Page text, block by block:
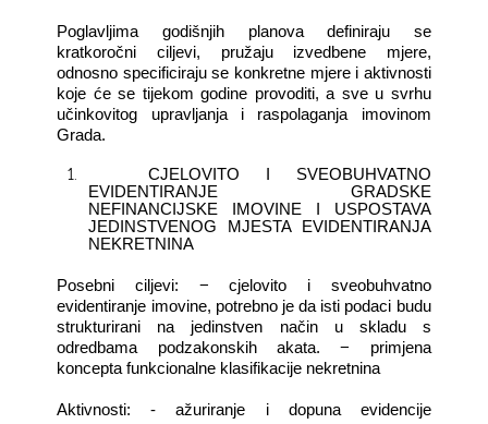
Poglavljima godišnjih planova definiraju se
kratkoročni ciljevi, pružaju izvedbene mjere,
odnosno specificiraju se konkretne mjere i aktivnosti
koje će se tijekom godine provoditi, a sve u svrhu
učinkovitog upravljanja i raspolaganja imovinom
Grada.
1.
CJELOVITO I SVEOBUHVATNO
EVIDENTIRANJE GRADSKE
NEFINANCIJSKE IMOVINE I USPOSTAVA
JEDINSTVENOG MJESTA EVIDENTIRANJA
NEKRETNINA
Posebni ciljevi: − cjelovito i sveobuhvatno
evidentiranje imovine, potrebno je da isti podaci budu
strukturirani na jedinstven način u skladu s
odredbama podzakonskih akata. − primjena
koncepta funkcionalne klasifikacije nekretnina
Aktivnosti: - ažuriranje i dopuna evidencije